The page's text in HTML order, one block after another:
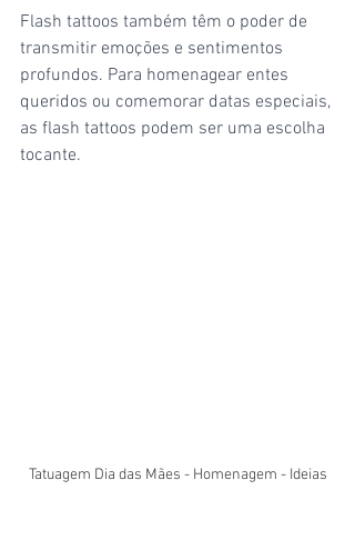
Flash tattoos também têm o poder de
transmitir emoções e sentimentos
profundos. Para homenagear entes
queridos ou comemorar datas especiais,
as flash tattoos podem ser uma escolha
tocante.
Tatuagem Dia das Mães - Homenagem - Ideias